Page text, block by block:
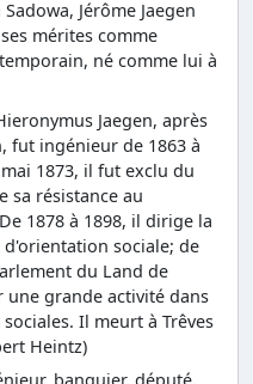
Jérôme Jaegen
mérites comme
né comme lui à
Jaegen, après
fut ingénieur de 1863 à
1873, il fut exclu du
sa résistance au
1878 à 1898, il dirige la
sociale; de
du Land de
une grande activité dans
Il meurt à Trêves
Heintz)